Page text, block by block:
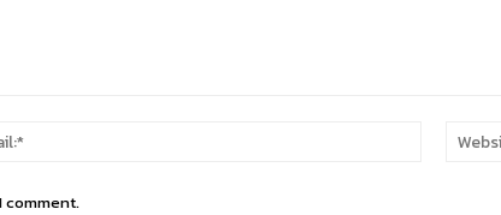
Email:*
comment.